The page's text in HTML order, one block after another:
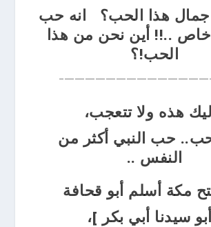
هذا الحب؟ انه حب
خاص ..!! أين نحن من هذا
الحب!؟
هذه ولا تتعجب،
حب النبي أكثر من
النفس ..
مكة أسلم أبو قحافة
سيدنا أبي بكر ]،